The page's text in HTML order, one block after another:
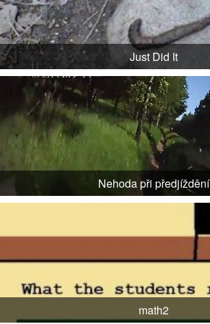
Just Did It
Nehoda při předjíždění
math2